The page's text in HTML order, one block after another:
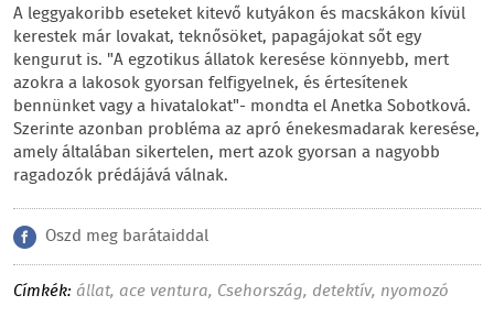
A leggyakoribb eseteket kitevő kutyákon és macskákon kívül
kerestek már lovakat, teknősöket, papagájokat sőt egy
kengurut is. "A egzotikus állatok keresése könnyebb, mert
azokra a lakosok gyorsan felfigyelnek, és értesítenek
bennünket vagy a hivatalokat"- mondta el Anetka Sobotková.
Szerinte azonban probléma az apró énekesmadarak keresése,
amely általában sikertelen, mert azok gyorsan a nagyobb
ragadozók prédájává válnak.
Oszd meg barátaiddal
Címkék: állat, ace ventura, Csehország, detektív, nyomozó